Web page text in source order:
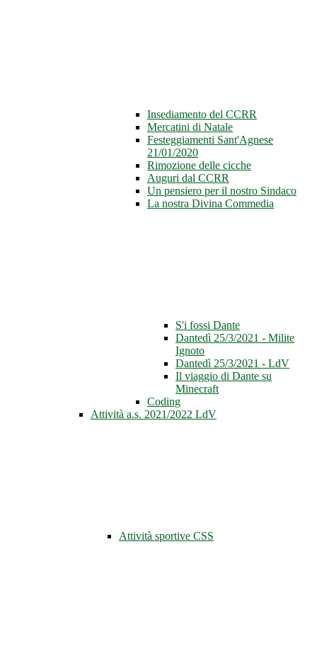
Insediamento del CCRR
Mercatini di Natale
Festeggiamenti Sant'Agnese
21/01/2020
Rimozione delle cicche
Auguri dal CCRR
Un pensiero per il nostro Sindaco
La nostra Divina Commedia
S'i fossi Dante
Dantedì 25/3/2021 - Milite
Ignoto
Dantedì 25/3/2021 - LdV
Il viaggio di Dante su
Minecraft
Coding
Attività a.s. 2021/2022 LdV
Attività sportive CSS